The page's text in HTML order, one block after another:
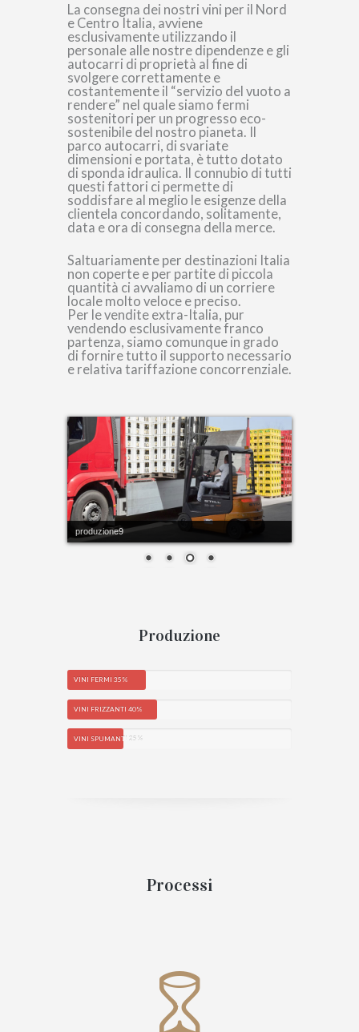
La consegna dei nostri vini per il Nord
e Centro Italia, avviene
esclusivamente utilizzando il
personale alle nostre dipendenze e gli
autocarri di proprietà al fine di
svolgere correttamente e
costantemente il “servizio del vuoto a
rendere” nel quale siamo fermi
sostenitori per un progresso eco-
sostenibile del nostro pianeta. Il
parco autocarri, di svariate
dimensioni e portata, è tutto dotato
di sponda idraulica. Il connubio di tutti
questi fattori ci permette di
soddisfare al meglio le esigenze della
clientela concordando, solitamente,
data e ora di consegna della merce.
Saltuariamente per destinazioni Italia
non coperte e per partite di piccola
quantità ci avvaliamo di un corriere
locale molto veloce e preciso.
Per le vendite extra-Italia, pur
vendendo esclusivamente franco
partenza, siamo comunque in grado
di fornire tutto il supporto necessario
e relativa tariffazione concorrenziale.
produzione8
Produzione
VINI FERMI35%
VINI FRIZZANTI40%
VINI SPUMANTI25%
Processi